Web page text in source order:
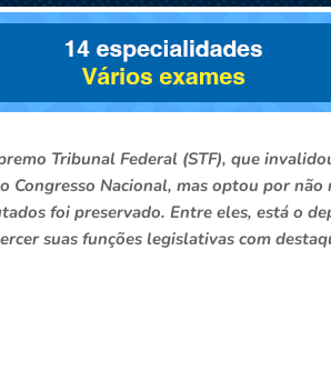
Tribunal Federal (STF), que
Congresso Nacional, mas optou por
foi preservado. Entre eles, está o
suas funções legislativas com